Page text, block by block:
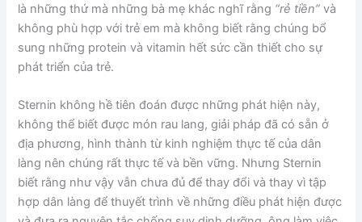
là những thứ mà những bà mẹ khác nghĩ rằng “rẻ tiền” và
không phù hợp với trẻ em mà không biết rằng chúng bổ
sung những protein và vitamin hết sức cần thiết cho sự
phát triển của trẻ.
Sternin không hề tiên đoán được những phát hiện này,
không thể biết được món rau lang, giải pháp đã có sẵn ở
địa phương, hình thành từ kinh nghiệm thực tế của dân
làng nên chúng rất thực tế và bền vững. Nhưng Sternin
biết rằng như vậy vẫn chưa đủ để thay đổi và thay vì tập
hợp dân làng để thuyết trình về những điều phát hiện được